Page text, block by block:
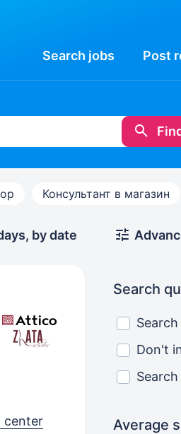
Search jobs Post
Консультант в магазин
by date
center
Search
Don't
Average